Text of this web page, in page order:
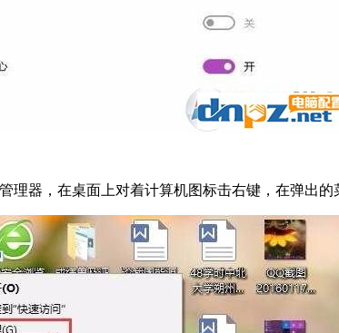
理器，在桌面上对着计算机图标击右键，在弹出的